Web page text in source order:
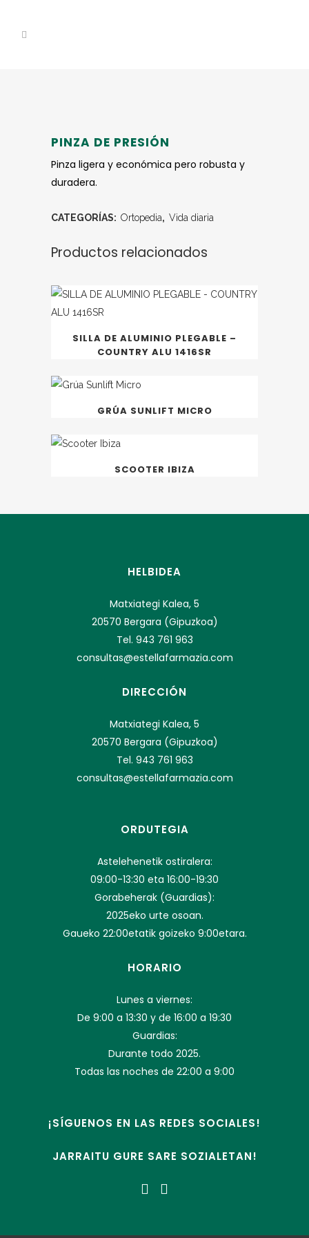
PINZA DE PRESIÓN
Pinza ligera y económica pero robusta y
duradera.
CATEGORÍAS: Ortopedia, Vida diaria
Productos relacionados
SILLA DE ALUMINIO PLEGABLE –
COUNTRY ALU 1416SR
GRÚA SUNLIFT MICRO
SCOOTER IBIZA
HELBIDEA
Matxiategi Kalea, 5
20570 Bergara (Gipuzkoa)
Tel. 943 761 963
consultas@estellafarmazia.com
DIRECCIÓN
Matxiategi Kalea, 5
20570 Bergara (Gipuzkoa)
Tel. 943 761 963
consultas@estellafarmazia.com
ORDUTEGIA
Astelehenetik ostiralera:
09:00-13:30 eta 16:00-19:30
Gorabeherak (Guardias):
2025eko urte osoan.
Gaueko 22:00etatik goizeko 9:00etara.
HORARIO
Lunes a viernes:
De 9:00 a 13:30 y de 16:00 a 19:30
Guardias:
Durante todo 2025.
Todas las noches de 22:00 a 9:00
¡SÍGUENOS EN LAS REDES SOCIALES!
JARRAITU GURE SARE SOZIALETAN!